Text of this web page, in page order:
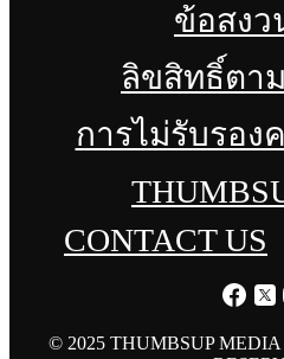
ข้อสงว
ลิขสิทธิ์ตา
การไม่รับรอง
CONTACT US
© 2025 THUMBSUP